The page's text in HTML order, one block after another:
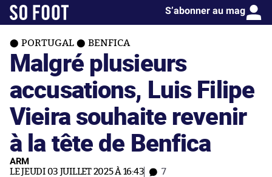
S’abonner au mag
PORTUGAL BENFICA
Malgré plusieurs
accusations, Luis Filipe
Vieira souhaite revenir
à la tête de Benfica
ARM
LE JEUDI 03 JUILLET 2025 À 16:43 7